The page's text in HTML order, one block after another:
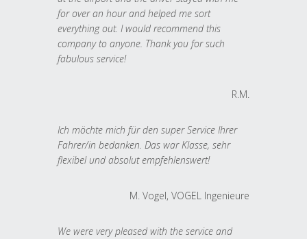
for over an hour and helped me sort
everything out. I would recommend this
company to anyone. Thank you for such
fabulous service!
R.M.
Ich möchte mich für den super Service Ihrer
Fahrer/in bedanken. Das war Klasse, sehr
flexibel und absolut empfehlenswert!
M. Vogel, VOGEL Ingenieure
We were very pleased with the service and